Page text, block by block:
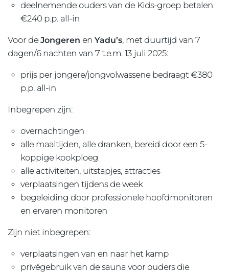
deelnemende ouders van de Kids-groep betalen
€240 p.p. all-in
Voor deJongeren en Yadu’s, met duurtijd van 7
dagen/6 nachten van 7 t.e.m. 13 juli 2025:
prijs per jongere/jongvolwassene bedraagt €380
p.p. all-in
Inbegrepen zijn:
overnachtingen
alle maaltijden, alle dranken, bereid door een 5-
koppige kookploeg
alle activiteiten, uitstapjes, attracties
verplaatsingen tijdens de week
begeleiding door professionele hoofdmonitoren
en ervaren monitoren
Zijn niet inbegrepen:
verplaatsingen van en naar het kamp
privégebruik van de sauna voor ouders die